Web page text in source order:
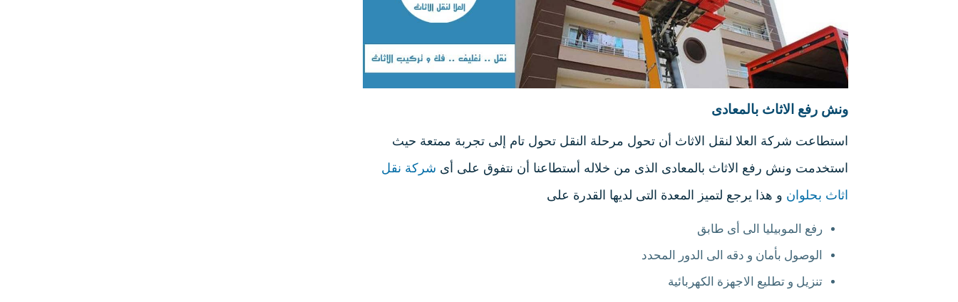
ونش رفع الاثاث بالمعادى
استطاعت شركة العلا لنقل الاثاث أن تحول مرحلة النقل تحول تام إلى تجربة ممتعة حيث
استخدمت ونش رفع الاثاث بالمعادى الذى من خلاله أستطاعنا أن نتفوق على أى شركة نقل
اثاث بحلوان و هذا يرجع لتميز المعدة التى لديها القدرة على
رفع الموبيليا الى أى طابق
الوصول بأمان و دقه الى الدور المحدد
تنزيل و تطليع الاجهزة الكهربائية